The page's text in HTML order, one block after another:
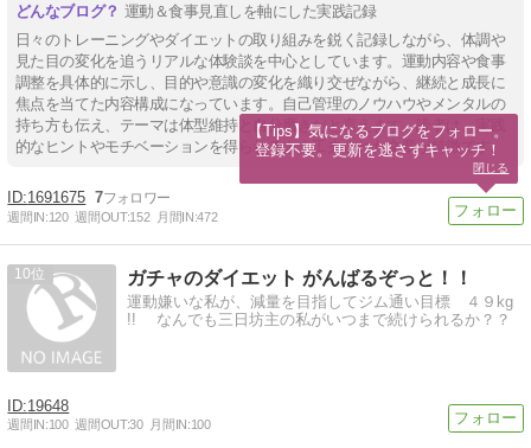
運動＆食事見直しを軸にした実践記録
日々のトレーニングやダイエットの取り組みを鋭く記録しながら、体調や
見た目の変化を追うリアルな体験談を中心としています。運動内容や食事
調整を具体的に示し、目的や意識の変化を織り交ぜながら、継続と成長に
焦点を当てた内容構成になっています。自己管理のノウハウやメンタルの
持ち方も伝え、テーマは体型維持と自分磨きだと言えます。読者は、実践
的なヒントやモチベーションを得られるよう工夫された文章が特徴です。
1691675 7
週間IN:120 週間OUT:152 月間IN:472
10 ガチャのダイエット がんばるぞっと！！
運動嫌いな私が、減量を目指してジム通い目標 ４９kg
!! なんでも三日坊主の私がいつまで続けられるか？？
19648
週間IN:100 週間OUT:30 月間IN:100
【Tips】気になるブログをフォロー。
登録不要。更新を逃さずキャッチ！
閉じる